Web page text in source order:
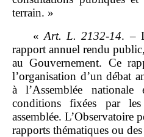
terrain. »
«Art. L. 2132‑14.–
rapport annuel rendu
au Gouvernement. Ce
l’organisation d’un débat
à l’Assemblée
conditions fixées par
assemblée. L’Observatoire
rapports thématiques ou